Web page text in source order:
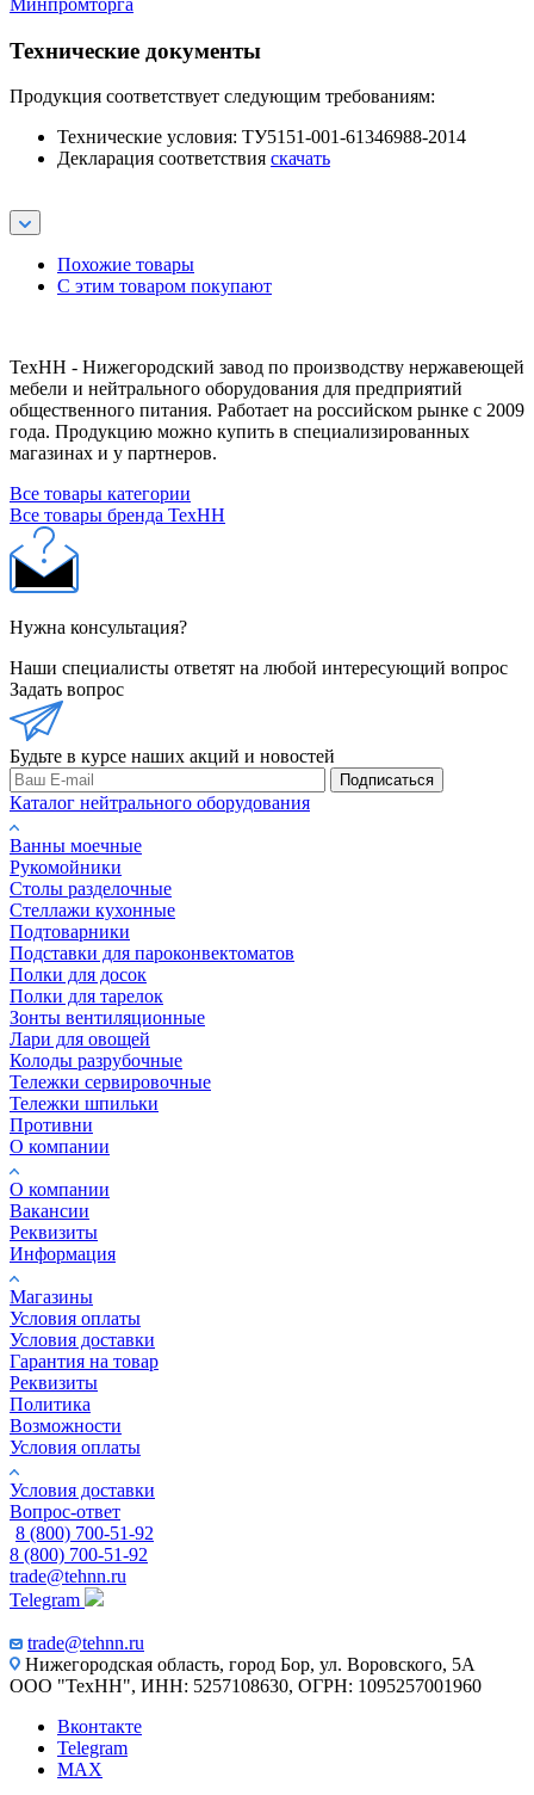
Минпромторга
Технические документы
Продукция соответствует следующим требованиям:
Технические условия: ТУ5151-001-61346988-2014
Декларация соответствия скачать
Похожие товары
С этим товаром покупают
ТехНН - Нижегородский завод по производству нержавеющей
мебели и нейтрального оборудования для предприятий
общественного питания. Работает на российском рынке с 2009
года. Продукцию можно купить в специализированных
магазинах и у партнеров.
Все товары категории
Все товары бренда ТехНН
Нужна консультация?
Наши специалисты ответят на любой интересующий вопрос
Задать вопрос
Будьте в курсе наших акций и новостей
Подписаться
Каталог нейтрального оборудования
Ванны моечные
Рукомойники
Столы разделочные
Стеллажи кухонные
Подтоварники
Подставки для пароконвектоматов
Полки для досок
Полки для тарелок
Зонты вентиляционные
Лари для овощей
Колоды разрубочные
Тележки сервировочные
Тележки шпильки
Противни
О компании
О компании
Вакансии
Реквизиты
Информация
Магазины
Условия оплаты
Условия доставки
Гарантия на товар
Реквизиты
Политика
Возможности
Условия оплаты
Условия доставки
Вопрос-ответ
8 (800) 700-51-92
8 (800) 700-51-92
trade@tehnn.ru
Telegram
trade@tehnn.ru
Нижегородская область, город Бор, ул. Воровского, 5А
ООО "ТехНН", ИНН: 5257108630, ОГРН: 1095257001960
Вконтакте
Telegram
MAX